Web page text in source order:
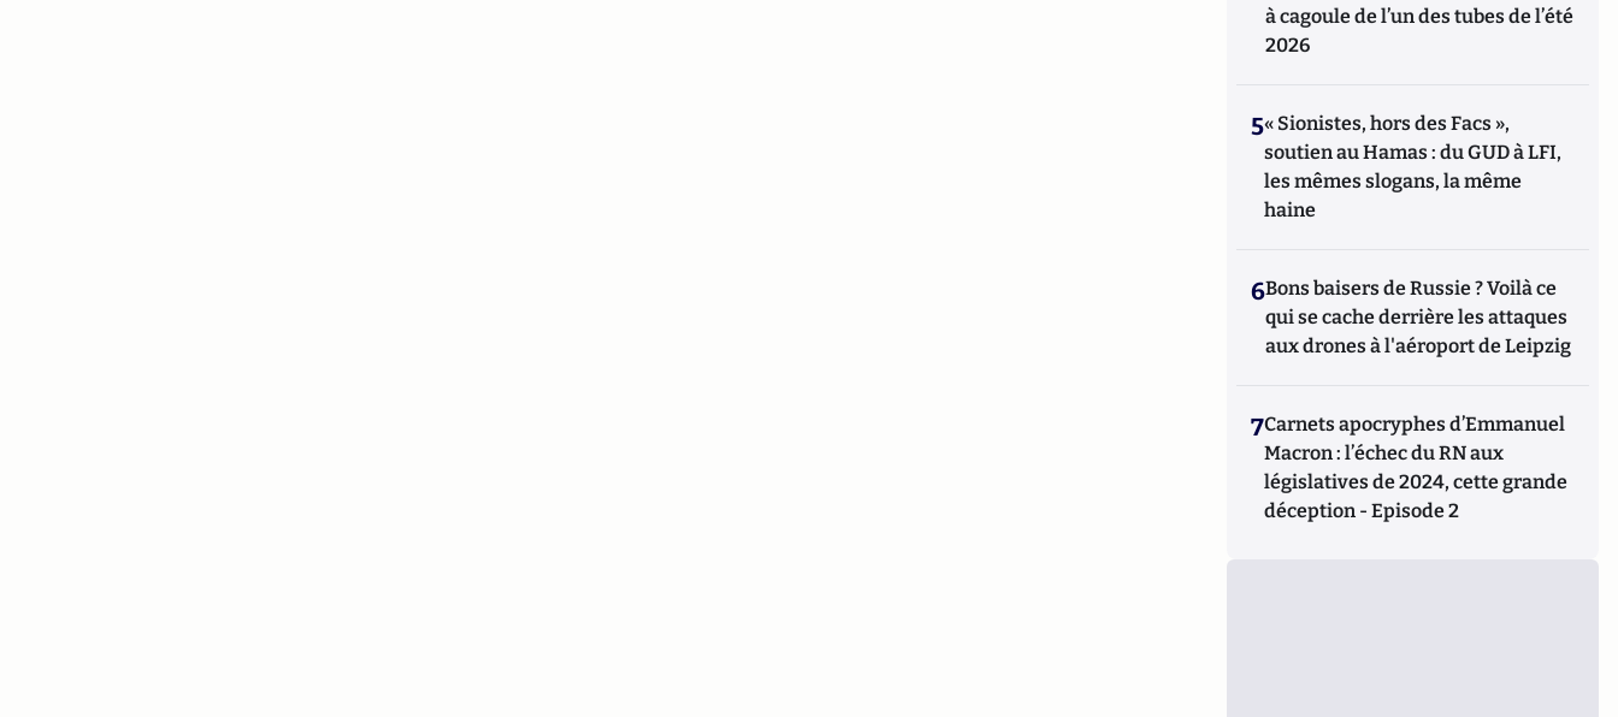
à cagoule de l’un des tubes de l’été
2026
5« Sionistes, hors des Facs »,
soutien au Hamas : du GUD à LFI,
les mêmes slogans, la même
haine
6Bons baisers de Russie ? Voilà ce
qui se cache derrière les attaques
aux drones à l'aéroport de Leipzig
7Carnets apocryphes d’Emmanuel
Macron : l’échec du RN aux
législatives de 2024, cette grande
déception - Episode 2